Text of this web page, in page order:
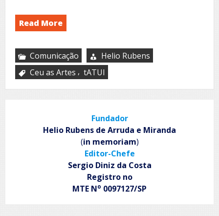
Read More
Comunicação
Helio Rubens
Ceu as Artes , tATUI
Fundador
Helio Rubens de Arruda e Miranda
(in memoriam)
Editor-Chefe
Sergio Diniz da Costa
Registro no
MTE No 0097127/SP